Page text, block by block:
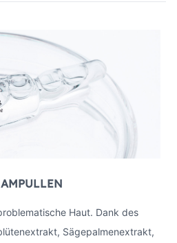
Haut. Dank des
Sägepalmenextrakt,